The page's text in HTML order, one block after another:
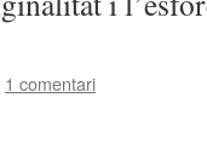
1 comentari